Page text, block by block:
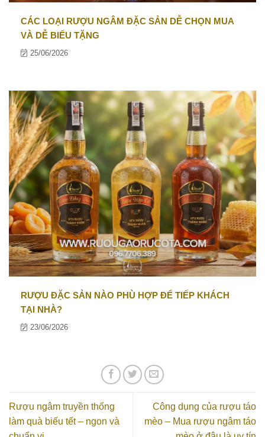
CÁC LOẠI RƯỢU NGÂM ĐẶC SẢN DỄ CHỌN MUA
VÀ DỄ BIẾU TẶNG
25/06/2026
RƯỢU ĐẶC SẢN NÀO PHÙ HỢP ĐỂ TIẾP KHÁCH
TẠI NHÀ?
23/06/2026
Rượu ngâm truyền thống
làm quà biếu tết – ngon và
Công dụng của rượu táo
mèo – Mua rượu ngâm táo